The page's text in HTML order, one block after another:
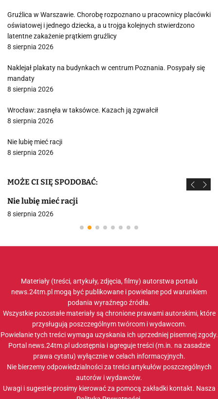
Gruźlica w Warszawie. Chorobę rozpoznano u pracownicy placówki
oświatowej i jednego dziecka, a u trojga kolejnych stwierdzono
latentne zakażenie prątkiem gruźlicy
8 sierpnia 2026
Naklejał plakaty na budynkach w centrum Poznania. Posypały się
mandaty
8 sierpnia 2026
Wrocław: zasnęła w taksówce. Kazach ją zgwałcił
8 sierpnia 2026
Nie lubię mieć racji
8 sierpnia 2026
MOŻE CI SIĘ SPODOBAĆ:
Nie lubię mieć racji
8 sierpnia 2026
Materiały (treści, artykuły, zdjęcia, filmy) autorstwa portalu
news.24tm.pl mogą być publikowane i powielane pod warunkiem
podania wyraźnego źródła.
Wszystkie pozostałe materiały są chronione prawami autorskimi, które
przysługują poszczególnym twórcom i wydawcom.
Powielanie tych treści wymaga uzyskania ich uprzedniej pisemnej zgody.
Portal news.24tm.pl udostępnia i agreguje treści (m.in. na zasadzie
prawa cytatu) wyłącznie w celach informacyjnych.
Nie bierzemy odpowiedzialności za treści artykułów poszczególnych
autorów i wydawców.
Uwagi i sugestie prosimy kierować za pomocą zakładki kontakt. Nasza